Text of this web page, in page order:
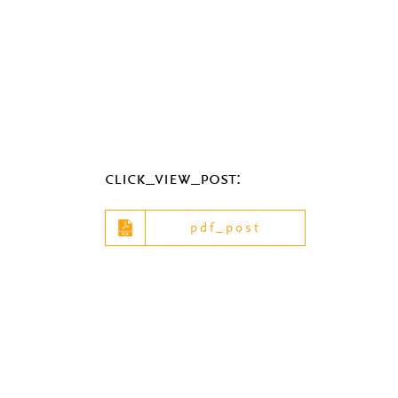
click_view_post:
pdf_post